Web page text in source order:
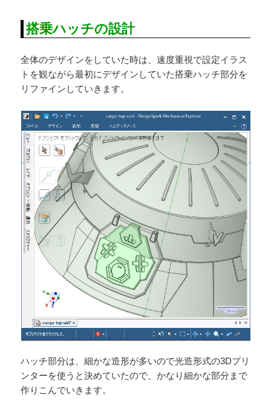
搭乗ハッチの設計
全体のデザインをしていた時は、速度重視で設定イラス
トを観ながら最初にデザインしていた搭乗ハッチ部分を
リファインしていきます。
ハッチ部分は、細かな造形が多いので光造形式の3Dプリ
ンターを使うと決めていたので、かなり細かな部分まで
作りこんでいきます。